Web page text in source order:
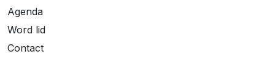
Agenda
Word lid
Contact